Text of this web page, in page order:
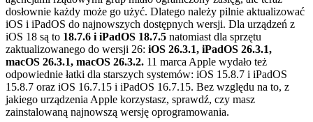
dosłownie każdy może go użyć. Dlatego należy pilnie aktualizować
iOS i iPadOS do najnowszych dostępnych wersji. Dla urządzeń z
iOS 18 są to 18.7.6 i iPadOS 18.7.5 natomiast dla sprzętu
zaktualizowanego do wersji 26: iOS 26.3.1, iPadOS 26.3.1,
macOS 26.3.1, macOS 26.3.2. 11 marca Apple wydało też
odpowiednie łatki dla starszych systemów: iOS 15.8.7 i iPadOS
15.8.7 oraz iOS 16.7.15 i iPadOS 16.7.15. Bez względu na to, z
jakiego urządzenia Apple korzystasz, sprawdź, czy masz
zainstalowaną najnowszą wersję oprogramowania.